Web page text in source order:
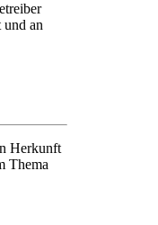
und an
Herkunft
Thema